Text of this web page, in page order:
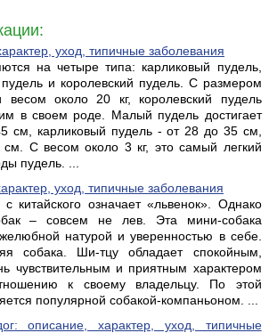
уход, типичные заболевания
на четыре типа: карликовый пудель,
и королевский пудель. С размером
около 20 кг, королевский пудель
в своем роде. Малый пудель достигает
см, карликовый пудель - от 28 до 35 см,
С весом около 3 кг, это самый легкий
пудель. ...
уход, типичные заболевания
китайского означает «львенок». Однако
– совсем не лев. Эта мини-собака
натурой и уверенностью в себе.
собака. Ши-тцу обладает спокойным,
чувствительным и приятным характером
к своему владельцу. По этой
популярной собакой-компаньоном. ...
описание, характер, уход, типичные